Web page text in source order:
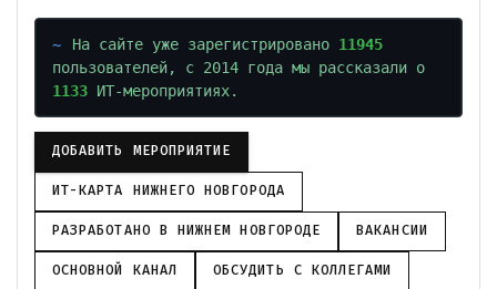
На сайте уже зарегистрировано 11945
пользователей, с 2014 года мы рассказали о
1133 ИТ-мероприятиях.
ДОБАВИТЬ МЕРОПРИЯТИЕ
ИТ-КАРТА НИЖНЕГО НОВГОРОДА
РАЗРАБОТАНО В НИЖНЕМ НОВГОРОДЕ ВАКАНСИИ
ОСНОВНОЙ КАНАЛ ОБСУДИТЬ С КОЛЛЕГАМИ